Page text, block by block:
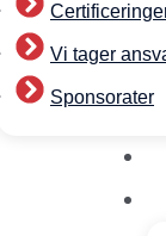
Vi tager
Sponsorater